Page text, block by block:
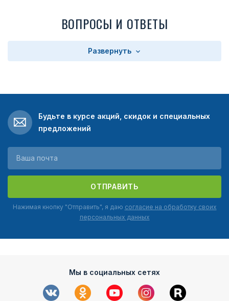
ВОПРОСЫ И ОТВЕТЫ
Развернуть
Будьте в курсе акций, скидок и специальных
предложений
ОТПРАВИТЬ
Нажимая кнопку "Отправить", я даю согласие на обработку своих
персональных данных
Мы в социальных сетях